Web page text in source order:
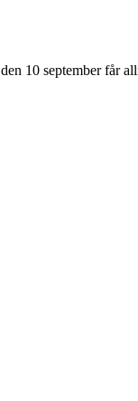
10 september får